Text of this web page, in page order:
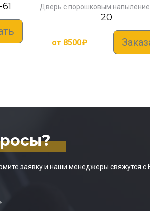
Дверь с порошковым
20
от 8500₽
заявку и наши менеджеры свяжутся с